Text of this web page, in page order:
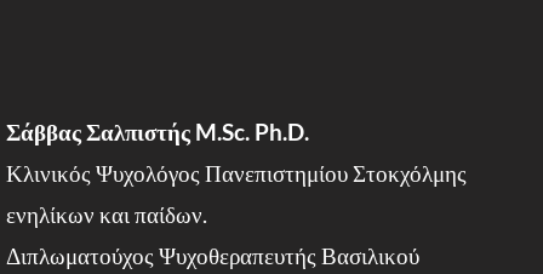
Σάββας Σαλπιστής M.Sc. Ph.D.
Κλινικός Ψυχολόγος Πανεπιστημίου Στοκχόλμης
ενηλίκων και παίδων.
Διπλωματούχος Ψυχοθεραπευτής Βασιλικού